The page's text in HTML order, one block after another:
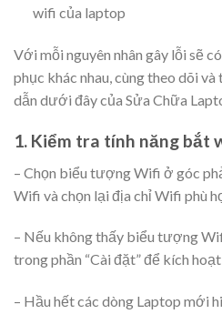
wifi của laptop
Với mỗi nguyên nhân gây lỗi sẽ
phục khác nhau, cùng theo dõi
dẫn dưới đây của Sửa Chữa
1. Kiểm tra tính năng bắt
– Chọn biểu tượng Wifi ở góc
Wifi và chọn lại địa chỉ Wifi phù
– Nếu không thấy biểu tượng
trong phần “Cài đặt” để kích
– Hầu hết các dòng Laptop mới